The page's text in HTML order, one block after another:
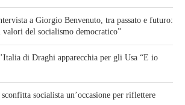
a Giorgio Benvenuto, tra passato e futuro:
valori del socialismo democratico”
di Draghi apparecchia per gli Usa “E io
socialista un’occasione per riflettere